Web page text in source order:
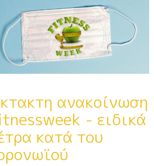
ανακοίνωση
- ειδικά
κατά του